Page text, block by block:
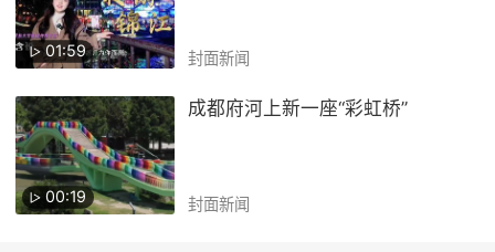
01:59 封面新闻
00:19
成都府河上新一座“彩虹桥”
封面新闻